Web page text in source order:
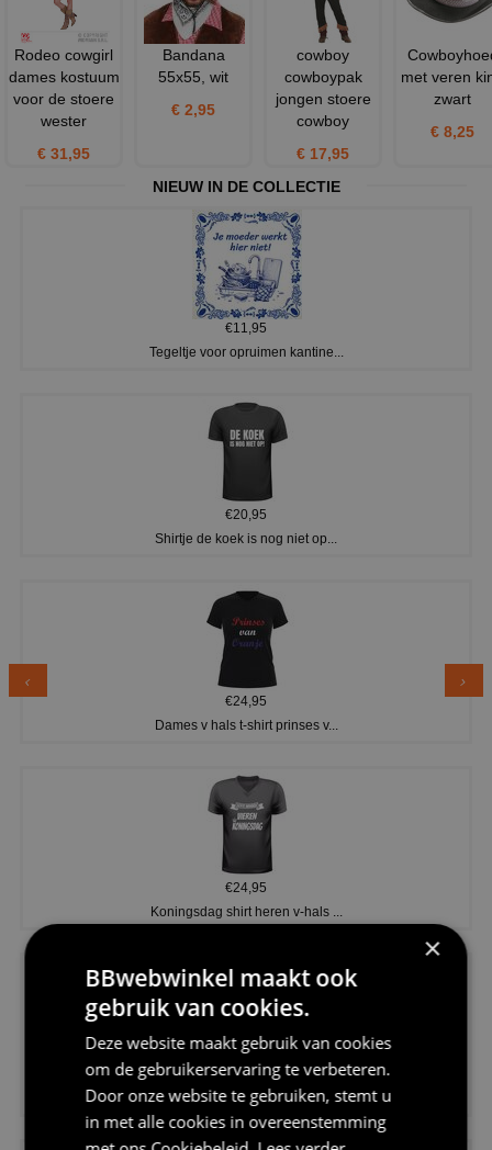
Rodeo cowgirl
dames kostuum
voor de stoere
wester
€ 31,95
Bandana
55x55, wit
€ 2,95
cowboy
cowboypak
jongen stoere
cowboy
€ 17,95
met veren
zwart
€ 8,25
NIEUW IN DE COLLECTIE
€11,95
Tegeltje voor opruimen kantine...
€20,95
Shirtje de koek is nog niet op...
€24,95
Dames v hals t-shirt prinses v...
€24,95
Koningsdag shirt heren v-hals ...
€24,95
V-hals shirt rood wit blauw st...
×
BBwebwinkel maakt ook
gebruik van cookies.
Deze website maakt gebruik van cookies
om de gebruikerservaring te verbeteren.
Door onze website te gebruiken, stemt u
in met alle cookies in overeenstemming